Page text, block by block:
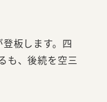
登板します。四
も、後続を空三